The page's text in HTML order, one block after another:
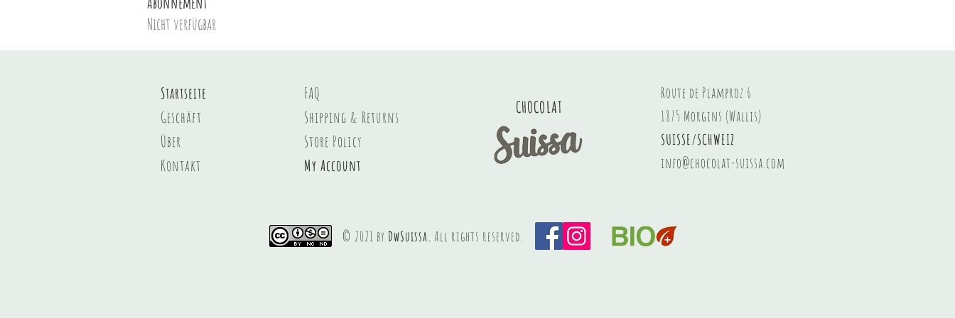
Nicht verfügbar
Startseite
Geschäft
Über
Kontakt
FAQ
Shipping & Returns
Store Policy
My Account
CHOCOLAT
Route de Plamproz 6
1875 Morgins (Wallis)
SUISSE/SCHWEIZ
info@chocolat-suissa.com
© 2021 by DwSuissa. All rights reserved.